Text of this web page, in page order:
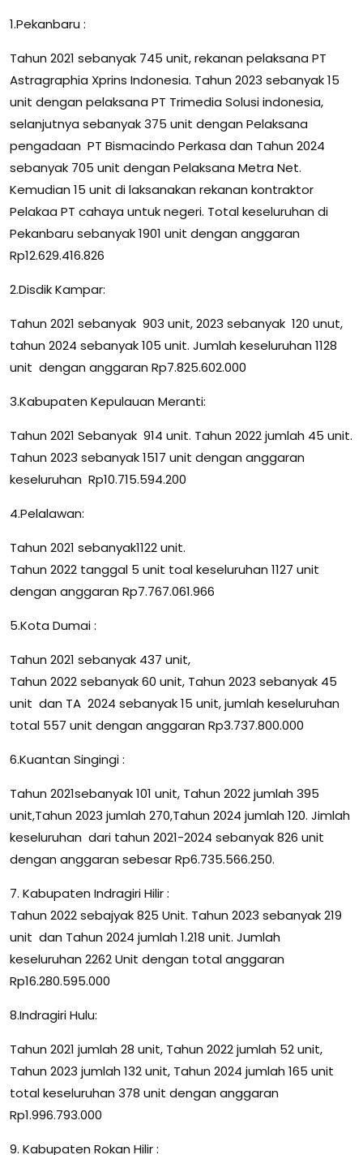
1.Pekanbaru :
Tahun 2021 sebanyak 745 unit, rekanan pelaksana PT
Astragraphia Xprins Indonesia. Tahun 2023 sebanyak 15
unit dengan pelaksana PT Trimedia Solusi indonesia,
selanjutnya sebanyak 375 unit dengan Pelaksana
pengadaan PT Bismacindo Perkasa dan Tahun 2024
sebanyak 705 unit dengan Pelaksana Metra Net.
Kemudian 15 unit di laksanakan rekanan kontraktor
Pelakaa PT cahaya untuk negeri. Total keseluruhan di
Pekanbaru sebanyak 1901 unit dengan anggaran
Rp12.629.416.826
2.Disdik Kampar:
Tahun 2021 sebanyak 903 unit, 2023 sebanyak 120 unut,
tahun 2024 sebanyak 105 unit. Jumlah keseluruhan 1128
unit dengan anggaran Rp7.825.602.000
3.Kabupaten Kepulauan Meranti:
Tahun 2021 Sebanyak 914 unit. Tahun 2022 jumlah 45 unit.
Tahun 2023 sebanyak 1517 unit dengan anggaran
keseluruhan Rp10.715.594.200
4.Pelalawan:
Tahun 2021 sebanyak1122 unit.
Tahun 2022 tanggal 5 unit toal keseluruhan 1127 unit
dengan anggaran Rp7.767.061.966
5.Kota Dumai :
Tahun 2021 sebanyak 437 unit,
Tahun 2022 sebanyak 60 unit, Tahun 2023 sebanyak 45
unit dan TA 2024 sebanyak 15 unit, jumlah keseluruhan
total 557 unit dengan anggaran Rp3.737.800.000
6.Kuantan Singingi :
Tahun 2021sebanyak 101 unit, Tahun 2022 jumlah 395
unit,Tahun 2023 jumlah 270,Tahun 2024 jumlah 120. Jimlah
keseluruhan dari tahun 2021-2024 sebanyak 826 unit
dengan anggaran sebesar Rp6.735.566.250.
7. Kabupaten Indragiri Hilir :
Tahun 2022 sebajyak 825 Unit. Tahun 2023 sebanyak 219
unit dan Tahun 2024 jumlah 1.218 unit. Jumlah
keseluruhan 2262 Unit dengan total anggaran
Rp16.280.595.000
8.Indragiri Hulu:
Tahun 2021 jumlah 28 unit, Tahun 2022 jumlah 52 unit,
Tahun 2023 jumlah 132 unit, Tahun 2024 jumlah 165 unit
total keseluruhan 378 unit dengan anggaran
Rp1.996.793.000
9. Kabupaten Rokan Hilir :